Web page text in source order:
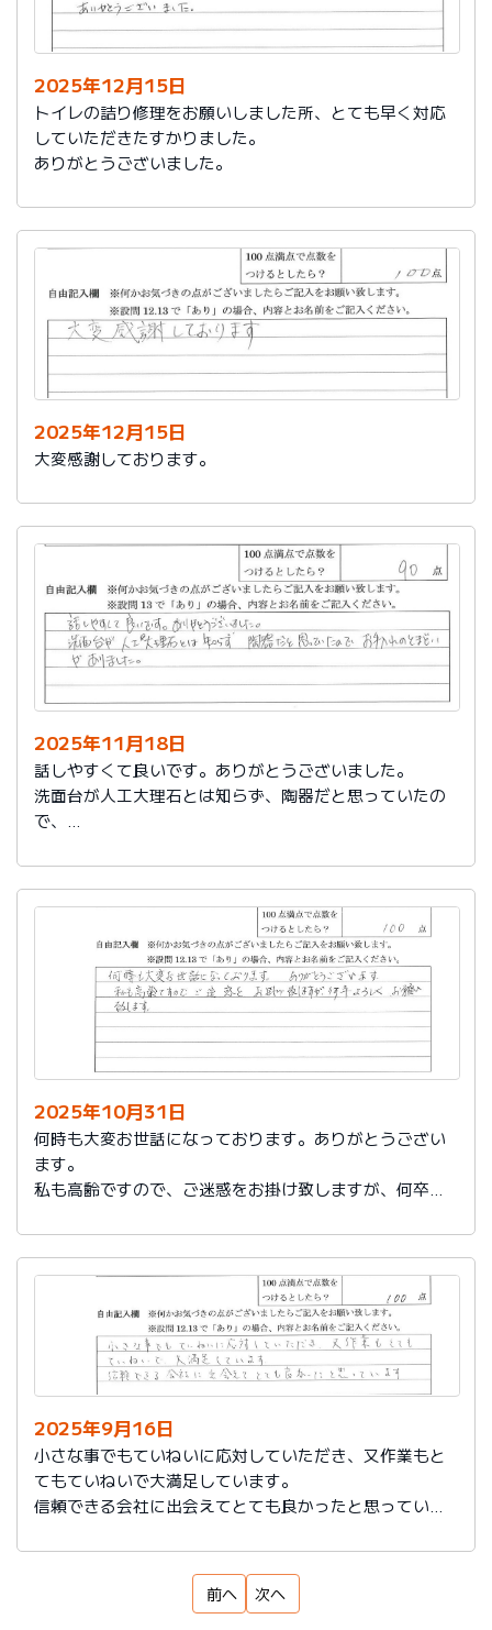
今後は、このような規模の修繕を行うことはおそらく起
こらず、小さな小さな修繕になろうかと思いますが、そ
の折は中田様、渡辺様にお願いさせていただくつもりで
おります。とても素晴らしい社員様です。
寒さもひとしお厳しい折でございますので、社長様、社
員の皆様にはどうぞくれぐれもご自愛くださいますよう
お祈り申し上げます。
敬具
2025年12月15日
トイレの詰り修理をお願いしました所、とても早く対応
していただきたすかりました。
ありがとうございました。
2025年12月15日
大変感謝しております。
2025年11月18日
話しやすくて良いです。ありがとうございました。
洗面台が人工大理石とは知らず、陶器だと思っていたの
で、
2025年10月31日
何時も大変お世話になっております。ありがとうござい
ます。
私も高齢ですので、ご迷惑をお掛け致しますが、何卒よ
2025年9月16日
小さな事でもていねいに応対していただき、又作業もと
てもていねいで大満足しています。
信頼できる会社に出会えてとても良かったと思っていま
前へ 次へ